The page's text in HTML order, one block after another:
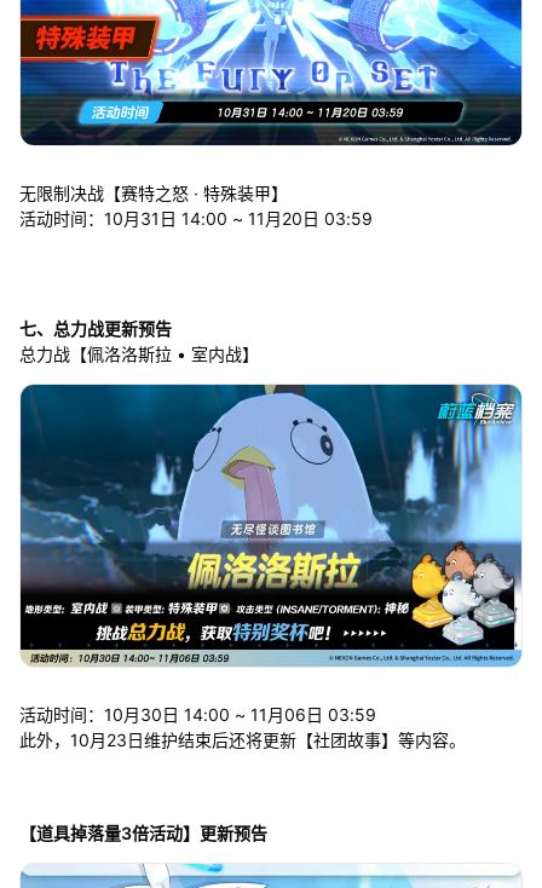
无限制决战【赛特之怒 · 特殊装甲】
活动时间：10月31日 14:00 ~ 11月20日 03:59
七、总力战更新预告
总力战【佩洛洛斯拉 • 室内战】
活动时间：10月30日 14:00 ~ 11月06日 03:59
此外，10月23日维护结束后还将更新【社团故事】等内容。
【道具掉落量3倍活动】更新预告